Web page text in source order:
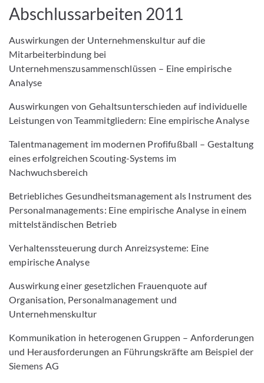
Abschlussarbeiten 2011
Auswirkungen der Unternehmenskultur auf die
Mitarbeiterbindung bei
Unternehmenszusammenschlüssen – Eine empirische
Analyse
Auswirkungen von Gehaltsunterschieden auf individuelle
Leistungen von Teammitgliedern: Eine empirische Analyse
Talentmanagement im modernen Profifußball – Gestaltung
eines erfolgreichen Scouting-Systems im
Nachwuchsbereich
Betriebliches Gesundheitsmanagement als Instrument des
Personalmanagements: Eine empirische Analyse in einem
mittelständischen Betrieb
Verhaltenssteuerung durch Anreizsysteme: Eine
empirische Analyse
Auswirkung einer gesetzlichen Frauenquote auf
Organisation, Personalmanagement und
Unternehmenskultur
Kommunikation in heterogenen Gruppen – Anforderungen
und Herausforderungen an Führungskräfte am Beispiel der
Siemens AG